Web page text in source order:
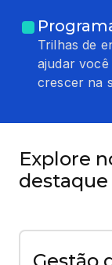
Trilhas de
ajudar
crescer na
Explore
destaque